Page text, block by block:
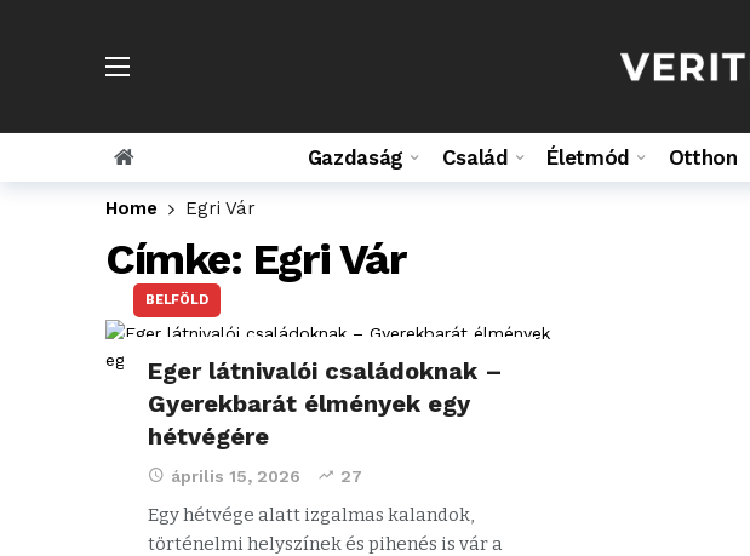
Gazdaság Család Életmód Otthon
Home Egri Vár
Címke: Egri Vár
BELFÖLD
Eger látnivalói családoknak –
Gyerekbarát élmények egy
hétvégére
április 15, 2026 27
Egy hétvége alatt izgalmas kalandok,
történelmi helyszínek és pihenés is vár a